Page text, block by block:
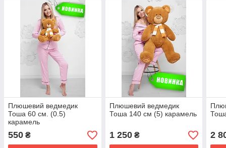
Плюшевий ведмедик
Тоша 60 см. (0.5)
карамель
550 ₴
Плюшевий ведмедик
Тоша 140 см (5) карамель
1 250₴ 2